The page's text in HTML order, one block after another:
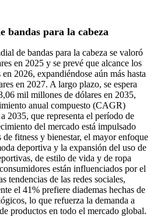
bandas para la cabeza
de bandas para la cabeza se valoró
en 2025 y se prevé que alcance los
2026, expandiéndose aún más hasta
en 2027. A largo plazo, se espera
mil millones de dólares en 2035,
anual compuesto (CAGR)
2035, que representa el período de
del mercado está impulsado
de fitness y bienestar, el mayor enfoque
deportiva y la expansión del uso de
de estilo de vida y de ropa
están influenciados por el
tendencias de las redes sociales,
el 41% prefiere diademas hechas de
lo que refuerza la demanda a
productos en todo el mercado global.